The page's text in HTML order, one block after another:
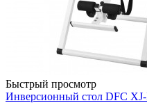
Быстрый просмотр
Инверсионный стол DFC